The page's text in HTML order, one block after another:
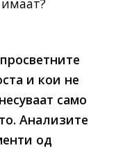
и кои не
само
Анализите
од